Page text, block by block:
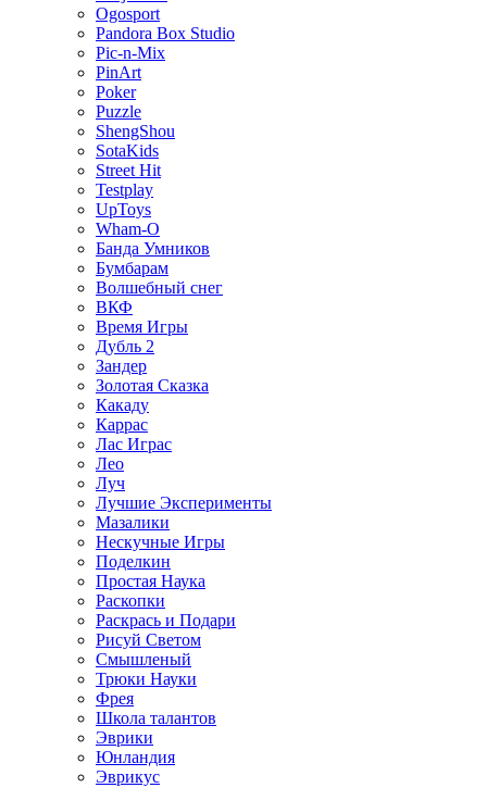
Ogosport
Pandora Box Studio
Pic-n-Mix
PinArt
Poker
Puzzle
ShengShou
SotaKids
Street Hit
Testplay
UpToys
Wham-O
Банда Умников
Бумбарам
Волшебный снег
ВКФ
Время Игры
Дубль 2
Зандер
Золотая Сказка
Какаду
Каррас
Лас Играс
Лео
Луч
Лучшие Эксперименты
Мазалики
Нескучные Игры
Поделкин
Простая Наука
Раскопки
Раскрась и Подари
Рисуй Светом
Смышленый
Трюки Науки
Фрея
Школа талантов
Эврики
Юнландия
Эврикус